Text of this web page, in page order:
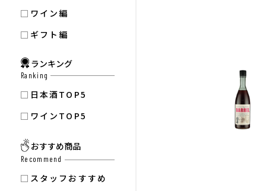
ワイン編
ギフト編
ランキング
Ranking
日本酒TOP5
ワインTOP5
おすすめ商品
Recommend
スタッフおすすめ